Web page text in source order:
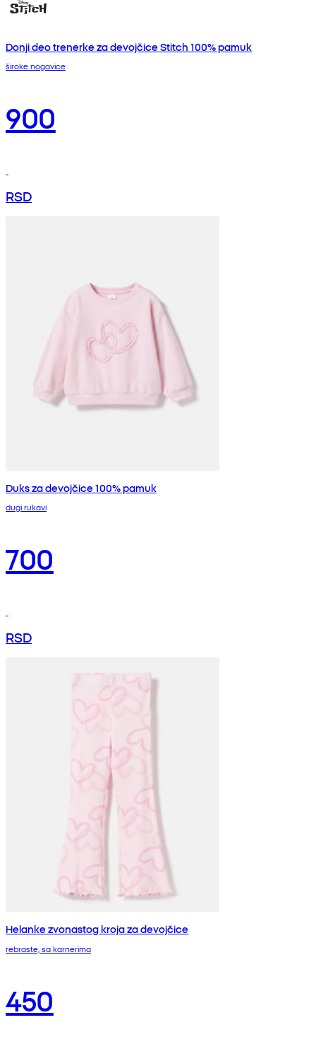
Donji deo trenerke za devojčice Stitch 100% pamuk
široke nogavice
900
RSD
Duks za devojčice 100% pamuk
dugi rukavi
700
RSD
Helanke zvonastog kroja za devojčice
rebraste, sa karnerima
450